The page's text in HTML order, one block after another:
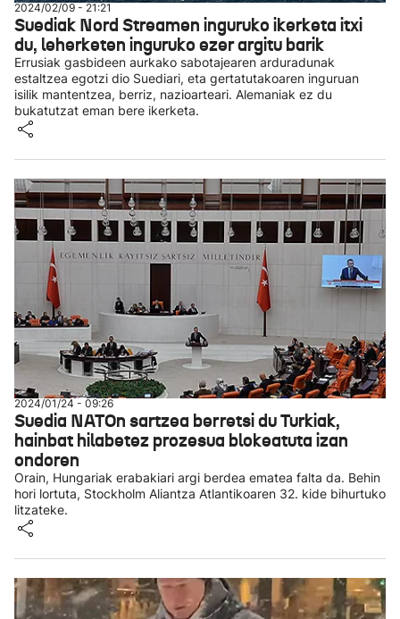
2024/02/09 - 21:21
Suediak Nord Streamen inguruko ikerketa itxi
du, leherketen inguruko ezer argitu barik
Errusiak gasbideen aurkako sabotajearen arduradunak
estaltzea egotzi dio Suediari, eta gertatutakoaren inguruan
isilik mantentzea, berriz, nazioarteari. Alemaniak ez du
bukatutzat eman bere ikerketa.
2024/01/24 - 09:26
Suedia NATOn sartzea berretsi du Turkiak,
hainbat hilabetez prozesua blokeatuta izan
ondoren
Orain, Hungariak erabakiari argi berdea ematea falta da. Behin
hori lortuta, Stockholm Aliantza Atlantikoaren 32. kide bihurtuko
litzateke.